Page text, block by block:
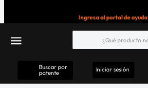
Ingresa al portal de ayuda
Buscar por
patente
Iniciar sesión